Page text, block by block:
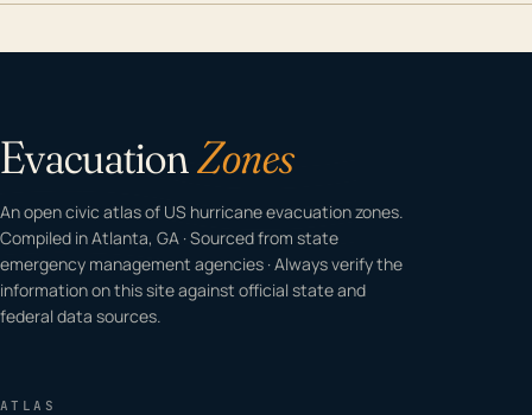
EvacuationZones
An open civic atlas of US hurricane evacuation zones.
Compiled in Atlanta, GA · Sourced from state
emergency management agencies · Always verify the
information on this site against official state and
federal data sources.
ATLAS